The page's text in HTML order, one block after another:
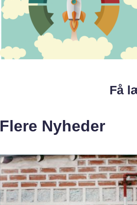
Få
Flere Nyheder